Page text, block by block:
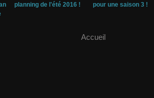
planning de l'été 2016 !
pour une saison 3 !
Accueil